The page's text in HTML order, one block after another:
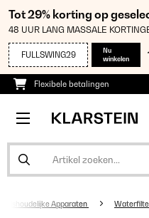
Tot 29% korting op
48 UUR LANG MASSALE
FULLSWING29
Nu
winkelen
Flexibele betalingen
Huishoudelijke Apparaten